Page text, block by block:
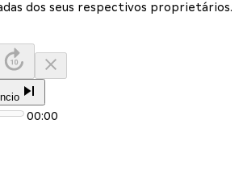
dos seus respectivos proprietários.
00:00